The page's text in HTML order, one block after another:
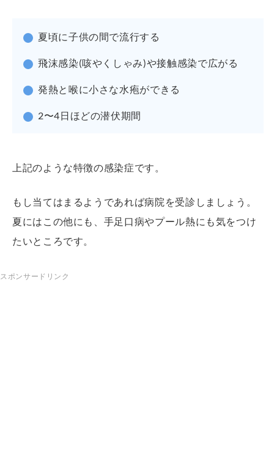
夏頃に子供の間で流行する
飛沫感染(咳やくしゃみ)や接触感染で広がる
発熱と喉に小さな水疱ができる
2〜4日ほどの潜伏期間
上記のような特徴の感染症です。
もし当てはまるようであれば病院を受診しましょう。
夏にはこの他にも、手足口病やプール熱にも気をつけ
たいところです。